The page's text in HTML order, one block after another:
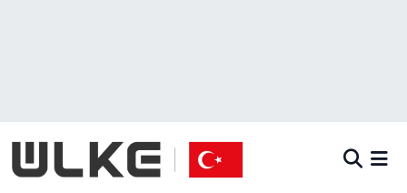
Gündem
Gündem
İstanbul Namaz Vakitleri